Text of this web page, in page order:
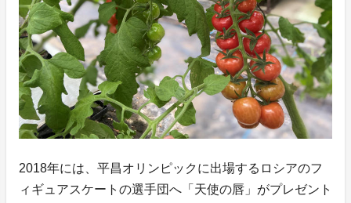
2018年には、平昌オリンピックに出場するロシアのフ
ィギュアスケートの選手団へ「天使の唇」がプレゼント